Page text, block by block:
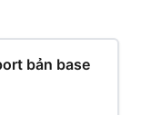
bản base